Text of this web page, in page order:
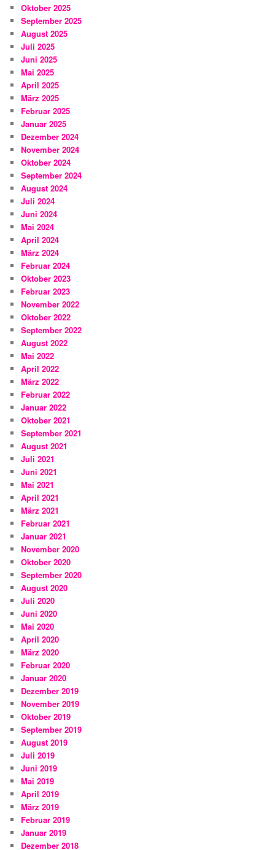
Oktober 2025
September 2025
August 2025
Juli 2025
Juni 2025
Mai 2025
April 2025
März 2025
Februar 2025
Januar 2025
Dezember 2024
November 2024
Oktober 2024
September 2024
August 2024
Juli 2024
Juni 2024
Mai 2024
April 2024
März 2024
Februar 2024
Oktober 2023
Februar 2023
November 2022
Oktober 2022
September 2022
August 2022
Mai 2022
April 2022
März 2022
Februar 2022
Januar 2022
Oktober 2021
September 2021
August 2021
Juli 2021
Juni 2021
Mai 2021
April 2021
März 2021
Februar 2021
Januar 2021
November 2020
Oktober 2020
September 2020
August 2020
Juli 2020
Juni 2020
Mai 2020
April 2020
März 2020
Februar 2020
Januar 2020
Dezember 2019
November 2019
Oktober 2019
September 2019
August 2019
Juli 2019
Juni 2019
Mai 2019
April 2019
März 2019
Februar 2019
Januar 2019
Dezember 2018